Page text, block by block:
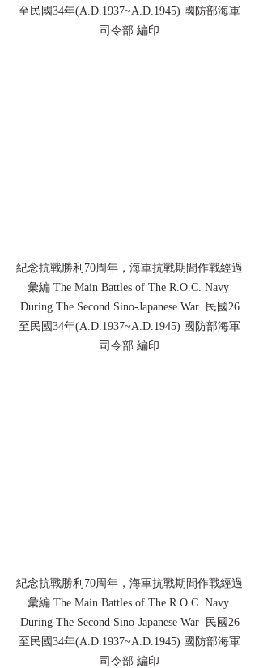
至民國34年(A.D.1937~A.D.1945) 國防部海軍
司令部 編印
紀念抗戰勝利70周年，海軍抗戰期間作戰經過
彙編 The Main Battles of The R.O.C. Navy
During The Second Sino-Japanese War  民國26
至民國34年(A.D.1937~A.D.1945) 國防部海軍
司令部 編印
紀念抗戰勝利70周年，海軍抗戰期間作戰經過
彙編 The Main Battles of The R.O.C. Navy
During The Second Sino-Japanese War  民國26
至民國34年(A.D.1937~A.D.1945) 國防部海軍
司令部 編印